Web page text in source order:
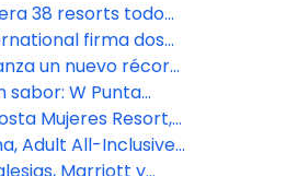
38 resorts todo
y suma más de
en construcción
firma dos
Catalonia Hotels &
incorporar
incluido en
un nuevo récord:
hoteles en el
sabor: W Punta
un destino
todo incluido audaz
Mujeres Resort,
estrena como un
Adult All-Inclusive